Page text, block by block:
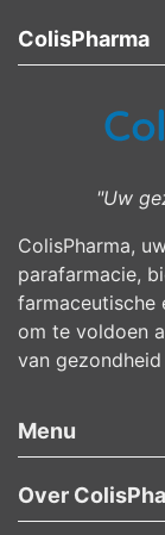
ColisPharma
"Uw
ColisPharma,
parafarmacie,
farmaceutische
om te voldoen
van
Menu
Over